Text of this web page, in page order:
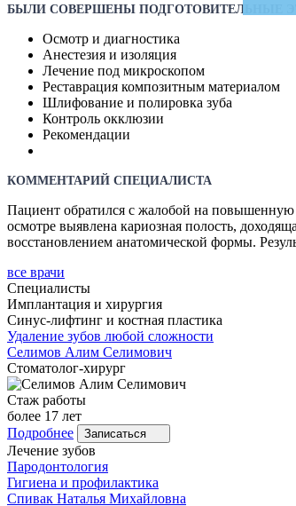
БЫЛИ СОВЕРШЕНЫ ПОДГОТОВИТЕЛЬНЫЕ
Осмотр и диагностика
Анестезия и изоляция
Лечение под микроскопом
Реставрация композитным материалом
Шлифование и полировка зуба
Контроль окклюзии
Рекомендации
КОММЕНТАРИЙ СПЕЦИАЛИСТА
Пациент обратился с жалобой на повышенную
осмотре выявлена кариозная полость,
восстановлением анатомической формы.
все врачи
Специалисты
Имплантация и хирургия
Синус-лифтинг и костная пластика
Удаление зубов любой сложности
Селимов Алим Селимович
Стоматолог-хирург
Стаж работы
более 17 лет
Подробнее
Записаться
Лечение зубов
Пародонтология
Гигиена и профилактика
Спивак Наталья Михайловна